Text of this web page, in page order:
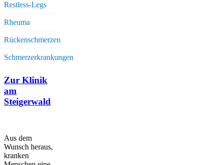
Restless-Legs
Rheuma
Rückenschmerzen
Schmerzerkrankungen
Zur Klinik
am
Steigerwald
Aus dem
Wunsch heraus,
kranken